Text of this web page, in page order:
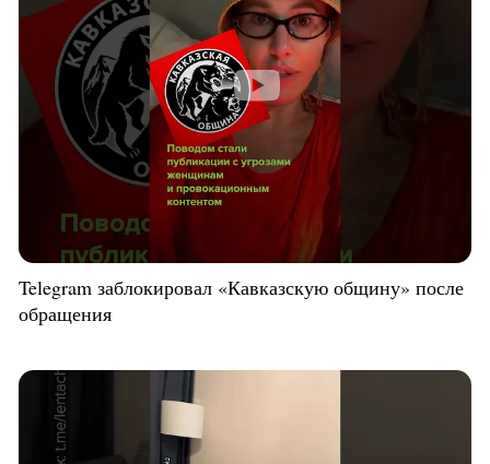
Telegram заблокировал «Кавказскую общину» после
обращения